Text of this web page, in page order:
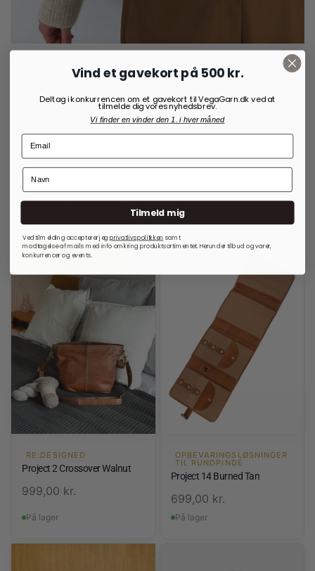
50,00kr.
Vi anbefaler også:
RE:DESIGNED
Project 2 Crossover Walnut
999,00 kr.
På lager
OPBEVARINGSLØSNINGER
TIL RUNDPINDE
Project 14 Burned Tan
699,00 kr.
På lager
Vind et gavekort på 500 kr.
Deltag i konkurrencen om et gavekort til VegaGarn.dk ved at
tilmelde dig vores nyhedsbrev.
Vi finder en vinder den 1. i hver måned
Tilmeld mig
Ved tilmelding accepterer jegprivatlivspolitkken samt
modtagelse af mails med info omkring produktsortimentet. Herunder tilbud og varer,
konkurrencer og events.